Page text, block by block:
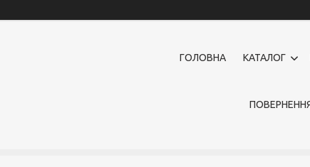
ГОЛОВНА КАТАЛОГ